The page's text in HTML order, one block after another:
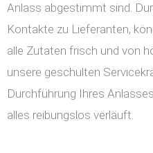
Anlass abgestimmt sind.
Kontakte zu Lieferanten,
alle Zutaten frisch und von
unsere geschulten
Durchführung Ihres
alles reibungslos verläuft.